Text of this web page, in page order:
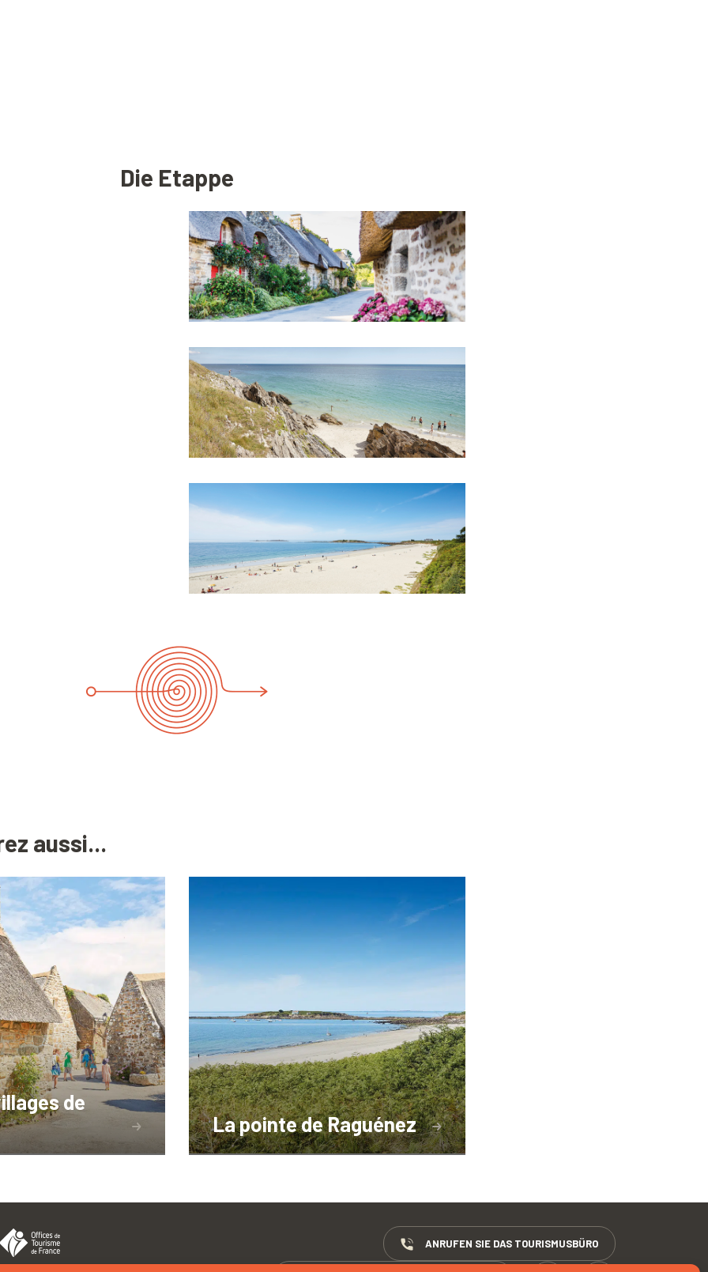
Die Etappe
aussi...
de
La pointe de Raguénez
ANRUFEN SIE DAS TOURISMUSBÜRO